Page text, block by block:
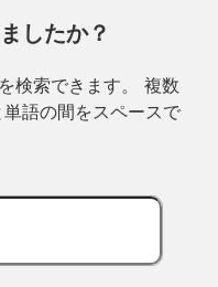
したか？
検索できます。 複数
語の間をスペースで